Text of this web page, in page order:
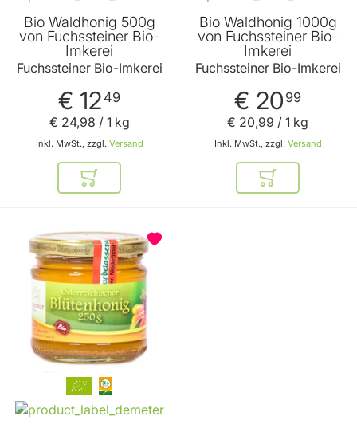
Bio Waldhonig 500g
von Fuchssteiner Bio-
Imkerei
Fuchssteiner Bio-Imkerei
€ 12 49
Inkl. MwSt., zzgl. Versand
€ 24,98 / 1 kg
In den Warenkorb
Bio Waldhonig 1000g
von Fuchssteiner Bio-
Imkerei
Fuchssteiner Bio-Imkerei
€ 20 99
Inkl. MwSt., zzgl. Versand
€ 20,99 / 1 kg
In den